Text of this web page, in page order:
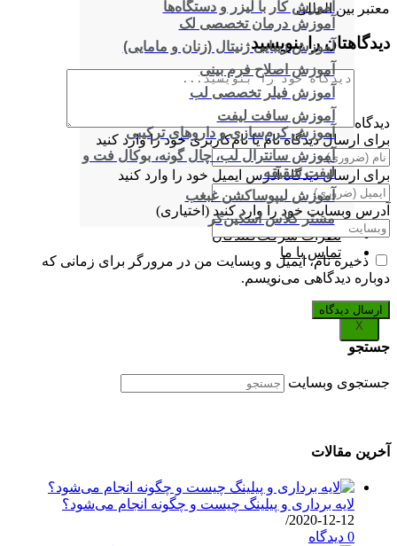
آموزش کار با لیزر و دستگاه‌ها
آموزش درمان تخصصی لک
آموزش زیبایی ژنیتال (زنان و مامایی)
آموزش اصلاح فرم بینی
آموزش فیلر تخصصی لب
آموزش سافت لیفت
آموزش کرم‌سازی و داروهای ترکیبی
آموزش سانترال لب، چال گونه، بوکال فت و
لیفت شقیقه
آموزش لیپوساکشن غبغب
مستر کلاس اسکین‌کر
نظرات شرکت‌کنندگان
تماس با ما
X
معتبر بین المللی
دیدگاهتان را بنویسید
دیدگاه
برای ارسال دیدگاه نام یا نام‌کاربری خود را وارد کنید
برای ارسال دیدگاه آدرس ایمیل خود را وارد کنید
آدرس وبسایت خود را وارد کنید (اختیاری)
ذخیره نام، ایمیل و وبسایت من در مرورگر برای زمانی که
دوباره دیدگاهی می‌نویسم.
جستجو
جستجوی وبسایت
آخرین مقالات
لایه برداری و پیلینگ چیست و چگونه انجام می‌شود؟
2020-12-12
/
0 دیدگاه